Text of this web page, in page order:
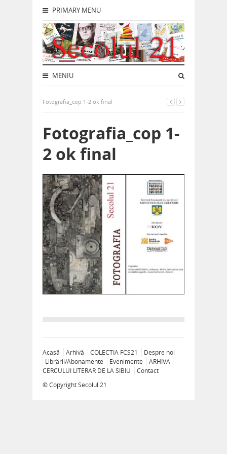
PRIMARY MENU
MENIU
Fotografia_cop 1-2 ok final
Fotografia_cop 1-
2 ok final
Acasă Arhivă COLECȚIA FCS21
Despre noi
Librării/Abonamente
Evenimente
ARHIVA
CERCULUI LITERAR DE LA SIBIU
Contact
© CopyrightSecolul 21